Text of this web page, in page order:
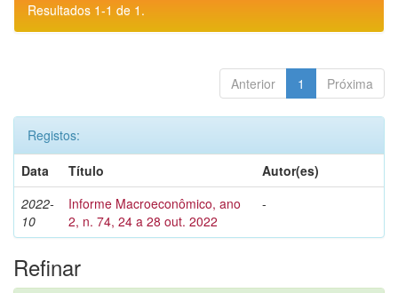
Resultados 1-1 de 1.
Anterior 1 Próxima
Registos:
Data
Título
Autor(es)
2022-
10
Informe Macroeconômico, ano
2, n. 74, 24 a 28 out. 2022
-
Refinar